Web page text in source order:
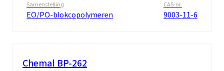
Samenstelling
EO/PO-blokcopolymeren
CAS-nr.
9003-11-6
Chemal BP-262